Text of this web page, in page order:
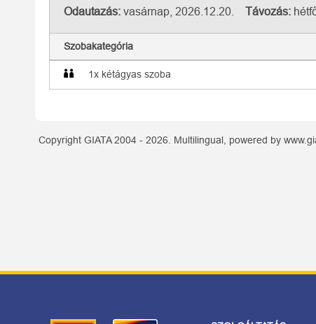
Odautazás: vasárnap, 2026.12.20. Távozás:
Szobakategória
1x kétágyas szoba
Copyright GIATA 2004 - 2026. Multilingual, powered by